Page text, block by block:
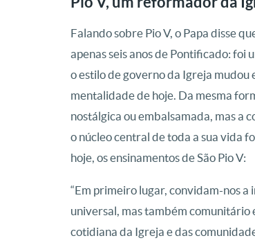
Falando sobre Pio V, o Papa disse
apenas seis anos de Pontificado: foi
o estilo de governo da Igreja mudou
mentalidade de hoje. Da mesma
nostálgica ou embalsamada, mas a
o núcleo central de toda a sua vida
hoje, os ensinamentos de São Pio V:
“Em primeiro lugar, convidam-nos a
universal, mas também comunitário
cotidiana da Igreja e das